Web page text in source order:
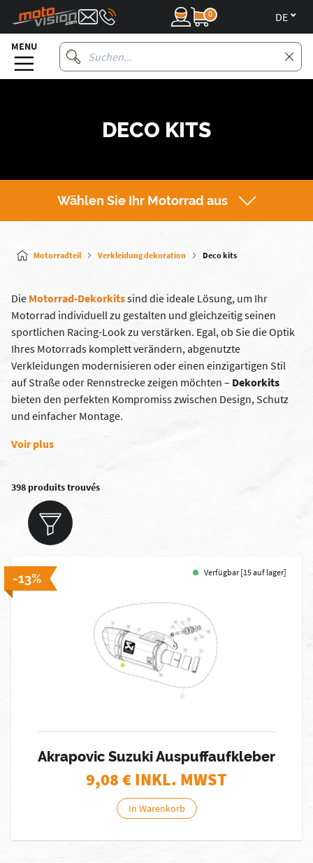
0
MENU
DECO KITS
Wählen Sie Ihr Motorrad aus
Motorradteil Verkleidung dekoration Deco kits
Die Motorrad-Dekorkitssind die ideale Lösung, um Ihr
Motorrad individuell zu gestalten und gleichzeitig seinen
sportlichen Racing-Look zu verstärken. Egal, ob Sie die Optik
Ihres Motorrads komplett verändern, abgenutzte
Verkleidungen modernisieren oder einen einzigartigen Stil
auf Straße oder Rennstrecke zeigen möchten – Dekorkits
bieten den perfekten Kompromiss zwischen Design, Schutz
und einfacher Montage.
Voir plus
398 produits trouvés
-13% Verfügbar [15 auf lager]
Akrapovic Suzuki Auspuffaufkleber
9,08€ INKL. MWST
In Warenkorb